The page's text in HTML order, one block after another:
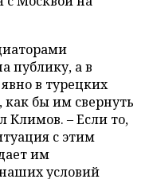
публику, а в
в турецких
бы им свернуть
Климов. – Если то,
с этим
им
условий